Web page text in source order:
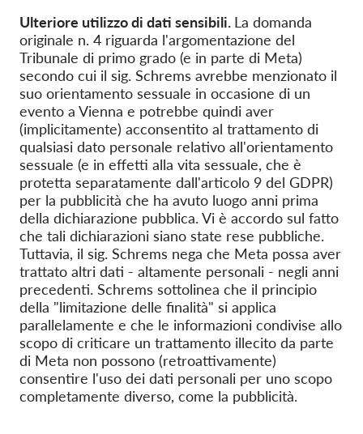
Ulteriore utilizzo di dati sensibili. La domanda
originale n. 4 riguarda l'argomentazione del
Tribunale di primo grado (e in parte di Meta)
secondo cui il sig. Schrems avrebbe menzionato il
suo orientamento sessuale in occasione di un
evento a Vienna e potrebbe quindi aver
(implicitamente) acconsentito al trattamento di
qualsiasi dato personale relativo all'orientamento
sessuale (e in effetti alla vita sessuale, che è
protetta separatamente dall'articolo 9 del GDPR)
per la pubblicità che ha avuto luogo anni prima
della dichiarazione pubblica. Vi è accordo sul fatto
che tali dichiarazioni siano state rese pubbliche.
Tuttavia, il sig. Schrems nega che Meta possa aver
trattato altri dati - altamente personali - negli anni
precedenti. Schrems sottolinea che il principio
della "limitazione delle finalità" si applica
parallelamente e che le informazioni condivise allo
scopo di criticare un trattamento illecito da parte
di Meta non possono (retroattivamente)
consentire l'uso dei dati personali per uno scopo
completamente diverso, come la pubblicità.